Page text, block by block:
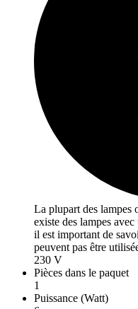
La plupart des lampes
existe des lampes
il est important de
peuvent pas être
230 V
Pièces dans le paquet
1
Puissance (Watt)